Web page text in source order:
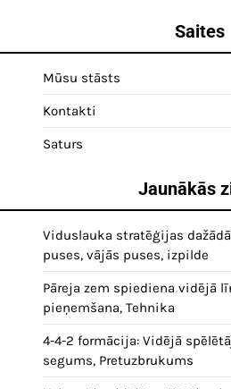
Saites
Mūsu stāsts
Kontakti
Saturs
Jaunākās
Viduslauka stratēģijas
puses, vājās puses, izpilde
Pāreja zem spiediena vidējā
pieņemšana, Tehnika
4-4-2 formācija: Vidējā
segums, Pretuzbrukums